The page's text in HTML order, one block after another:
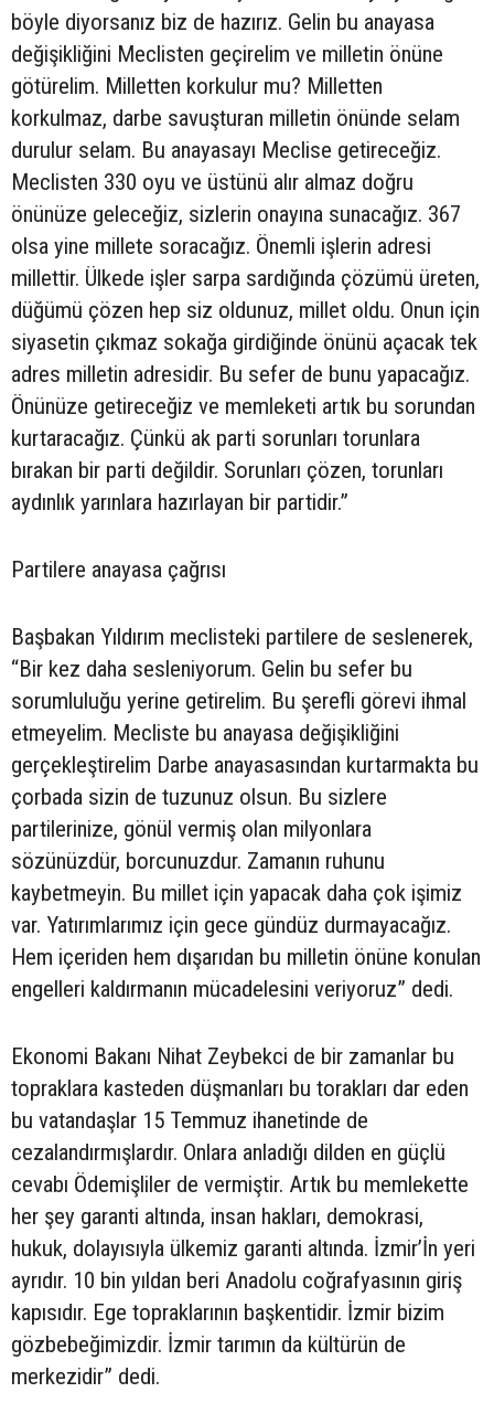
böyle diyorsanız biz de hazırız. Gelin bu anayasa
değişikliğini Meclisten geçirelim ve milletin önüne
götürelim. Milletten korkulur mu? Milletten
korkulmaz, darbe savuşturan milletin önünde selam
durulur selam. Bu anayasayı Meclise getireceğiz.
Meclisten 330 oyu ve üstünü alır almaz doğru
önünüze geleceğiz, sizlerin onayına sunacağız. 367
olsa yine millete soracağız. Önemli işlerin adresi
millettir. Ülkede işler sarpa sardığında çözümü üreten,
düğümü çözen hep siz oldunuz, millet oldu. Onun için
siyasetin çıkmaz sokağa girdiğinde önünü açacak tek
adres milletin adresidir. Bu sefer de bunu yapacağız.
Önünüze getireceğiz ve memleketi artık bu sorundan
kurtaracağız. Çünkü ak parti sorunları torunlara
bırakan bir parti değildir. Sorunları çözen, torunları
aydınlık yarınlara hazırlayan bir partidir.”
Partilere anayasa çağrısı
Başbakan Yıldırım meclisteki partilere de seslenerek,
“Bir kez daha sesleniyorum. Gelin bu sefer bu
sorumluluğu yerine getirelim. Bu şerefli görevi ihmal
etmeyelim. Mecliste bu anayasa değişikliğini
gerçekleştirelim Darbe anayasasından kurtarmakta bu
çorbada sizin de tuzunuz olsun. Bu sizlere
partilerinize, gönül vermiş olan milyonlara
sözünüzdür, borcunuzdur. Zamanın ruhunu
kaybetmeyin. Bu millet için yapacak daha çok işimiz
var. Yatırımlarımız için gece gündüz durmayacağız.
Hem içeriden hem dışarıdan bu milletin önüne konulan
engelleri kaldırmanın mücadelesini veriyoruz” dedi.
Ekonomi Bakanı Nihat Zeybekci de bir zamanlar bu
topraklara kasteden düşmanları bu torakları dar eden
bu vatandaşlar 15 Temmuz ihanetinde de
cezalandırmışlardır. Onlara anladığı dilden en güçlü
cevabı Ödemişliler de vermiştir. Artık bu memlekette
her şey garanti altında, insan hakları, demokrasi,
hukuk, dolayısıyla ülkemiz garanti altında. İzmir’İn yeri
ayrıdır. 10 bin yıldan beri Anadolu coğrafyasının giriş
kapısıdır. Ege topraklarının başkentidir. İzmir bizim
gözbebeğimizdir. İzmir tarımın da kültürün de
merkezidir” dedi.